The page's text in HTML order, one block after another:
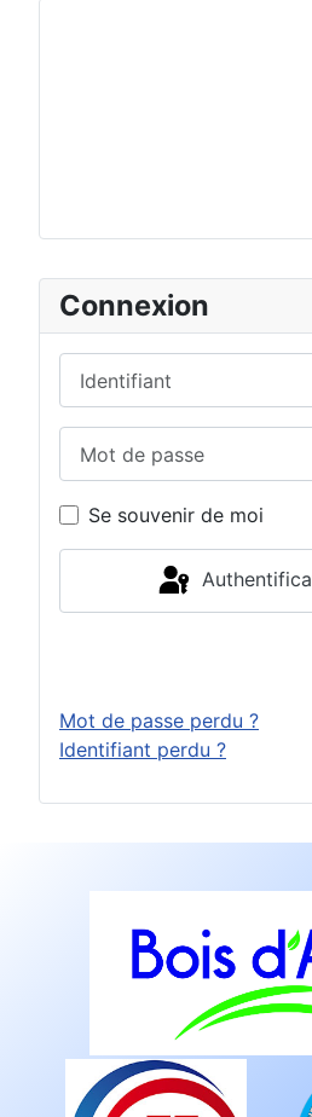
Connexion
Se souvenir de moi
Mot de passe perdu ?
Identifiant perdu ?